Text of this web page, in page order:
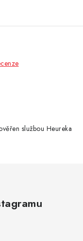
službou Heureka